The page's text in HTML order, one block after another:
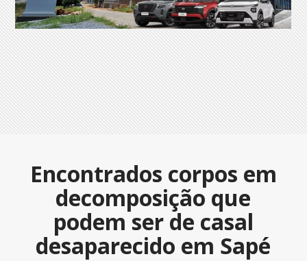
Encontrados corpos em
decomposição que
podem ser de casal
desaparecido em Sapé